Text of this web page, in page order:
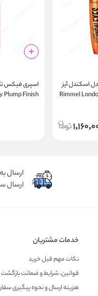
اسکندل آیز
Rimmel
اسپری فیکس
Plump Finish
ارسال
ارسال
خدمات مشتریان
نکات مهم قبل خرید
قوانین، شرایط و ضمانت بازگشت
هزينه ارسال و نحوه پیگیری